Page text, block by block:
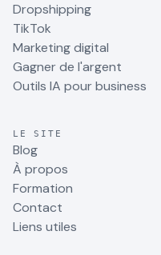
Dropshipping
TikTok
Marketing digital
Gagner de l'argent
Outils IA pour business
LE SITE
Blog
À propos
Formation
Contact
Liens utiles